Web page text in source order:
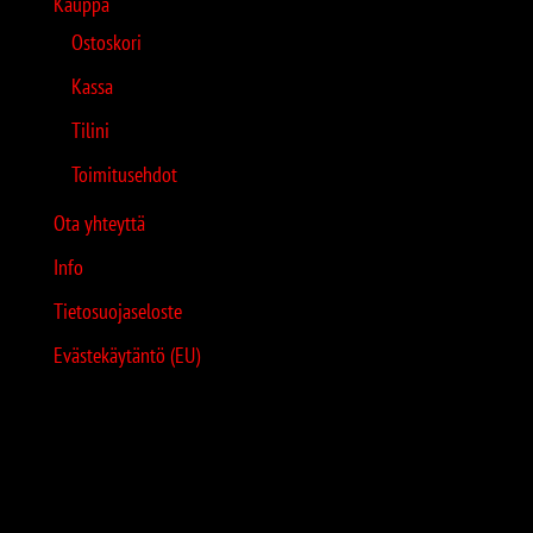
Ostoskori
Kassa
Tilini
Toimitusehdot
Ota yhteyttä
Info
Tietosuojaseloste
Evästekäytäntö (EU)